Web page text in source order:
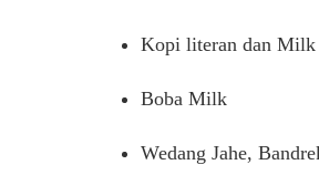
Kopi literan dan Milk
Boba Milk
Wedang Jahe,